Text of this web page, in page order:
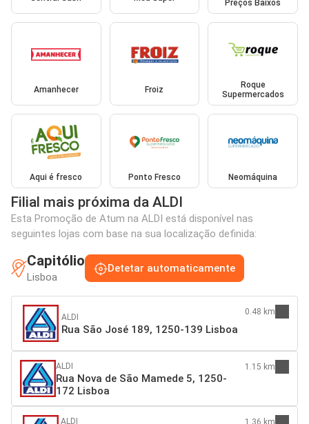
Preços Baixos
Amanhecer Froiz
Roque
Supermercados
Aqui é fresco Ponto Fresco Neomáquina
Filial mais próxima da ALDI
Esta Promoção de Atum na ALDI está disponível nas
seguintes lojas com base na sua localização definida:
Capitólio
Lisboa
Detetar automaticamente
ALDI
Rua São José 189, 1250-139 Lisboa
0.48 km
ALDI
Rua Nova de São Mamede 5, 1250-
172 Lisboa
1.15 km
ALDI 1.36 km